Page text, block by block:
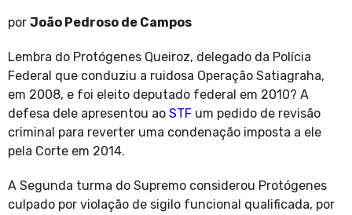
por João Pedroso de Campos
Lembra do Protógenes Queiroz, delegado da Polícia
Federal que conduziu a ruidosa Operação Satiagraha,
em 2008, e foi eleito deputado federal em 2010? A
defesa dele apresentou ao STF um pedido de revisão
criminal para reverter uma condenação imposta a ele
pela Corte em 2014.
A Segunda turma do Supremo considerou Protógenes
culpado por violação de sigilo funcional qualificada, por